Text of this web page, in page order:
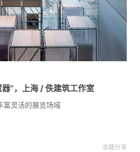
”，上海 / 佚建筑工作室
富灵活的展览场域
收藏分享